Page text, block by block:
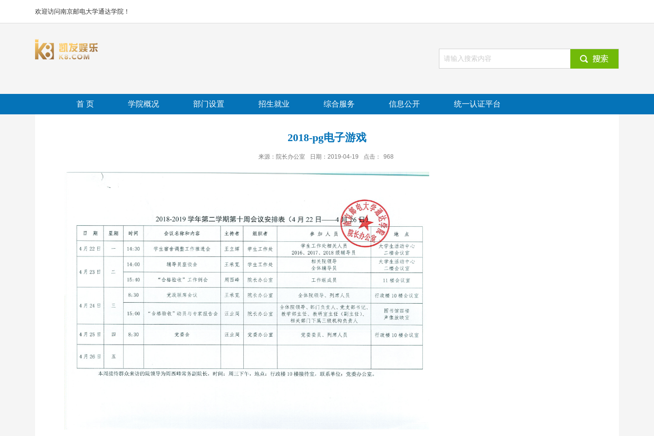
欢迎访问南京邮电大学通达学院！
首 页 学院概况 部门设置 招生就业 综合服务 信息公开 统一认证平台
2018-pg电子游戏
来源：院长办公室 日期：2019-04-19 点击： 968